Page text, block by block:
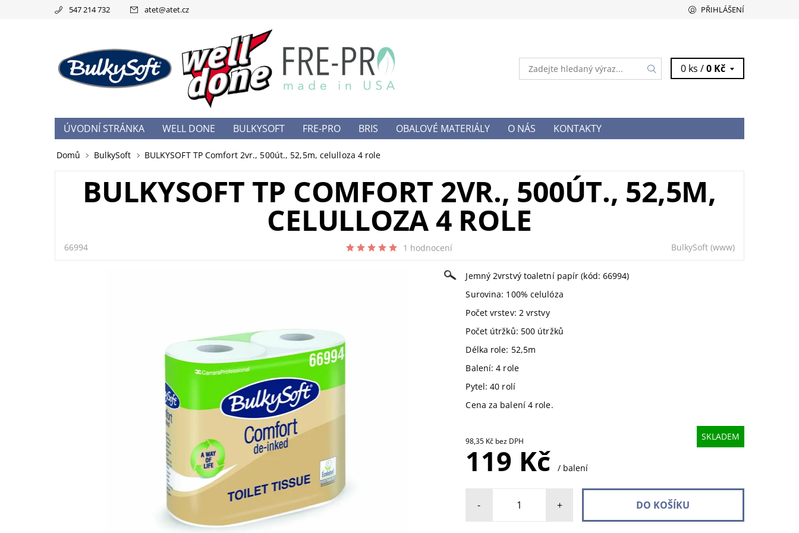
547 214 732 atet@atet.cz PŘIHLÁŠENÍ
0 ks /0 Kč
ÚVODNÍ STRÁNKA WELL DONE BULKYSOFT FRE-PRO BRIS OBALOVÉ MATERIÁLY O NÁS
KONTAKTY
OBCHODNÍ PODMÍNKY
PODMÍNKY OCHRANY OSOBNÍCH DAT
Domů BulkySoft BULKYSOFT TP Comfort 2vr., 500út., 52,5m, celulloza 4 role
BULKYSOFT TP COMFORT 2VR., 500ÚT., 52,5M,
CELULLOZA 4 ROLE
66994 1 hodnocení BulkySoft (www)
Jemný 2vrstvý toaletní papír (kód: 66994)
Surovina: 100% celulóza
Počet vrstev: 2 vrstvy
Počet útržků: 500 útržků
Délka role: 52,5m
Balení: 4 role
Pytel: 40 rolí
Cena za balení 4 role.
98,35 Kč bez DPH SKLADEM
119 Kč/ balení
- +